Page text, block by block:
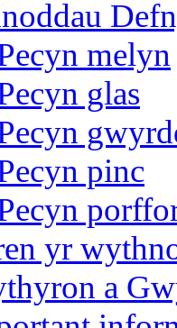
melyn
glas
pinc
yr
a